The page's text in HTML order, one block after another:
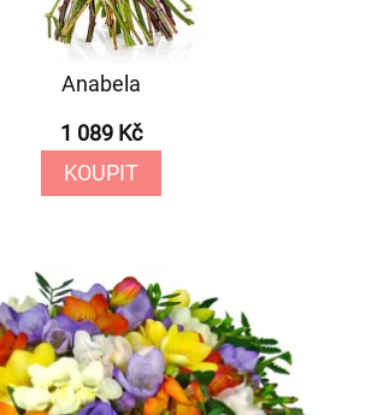
Anabela
1 089 Kč
KOUPIT